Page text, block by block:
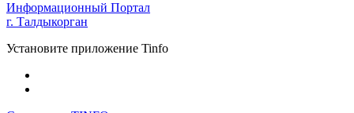
Информационный Портал
г. Талдыкорган
Установите приложение Tinfo